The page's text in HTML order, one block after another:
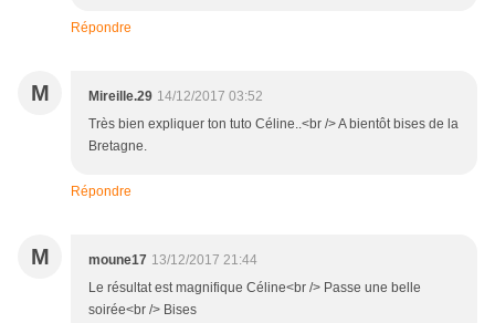
Répondre
M Mireille.29 14/12/2017 03:52
Très bien expliquer ton tuto Céline..<br /> A bientôt bises de la
Bretagne.
Répondre
M moune17 13/12/2017 21:44
Le résultat est magnifique Céline<br /> Passe une belle
soirée<br /> Bises